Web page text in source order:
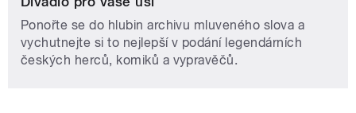
Ponořte se do hlubin archivu mluveného slova a
vychutnejte si to nejlepší v podání legendárních
českých herců, komiků a vypravěčů.